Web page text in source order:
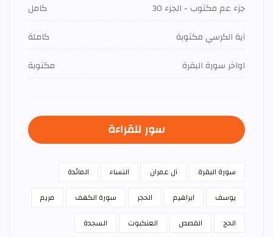
جزء عم مكتوب - الجزء 30
كامل
آية الكرسي مكتوبة
كاملة
اواخر سورة البقرة
مكتوبة
سور للقراءة
سورة البقرة آل عمران النساء
المائدة
يوسف
ابراهيم الحجر سورة الكهف
مريم
الحج
القصص العنكبوت
السجدة